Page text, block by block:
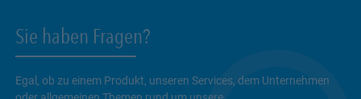
Sie haben Fragen?
Egal, ob zu einem Produkt, unseren Services, dem Unternehmen